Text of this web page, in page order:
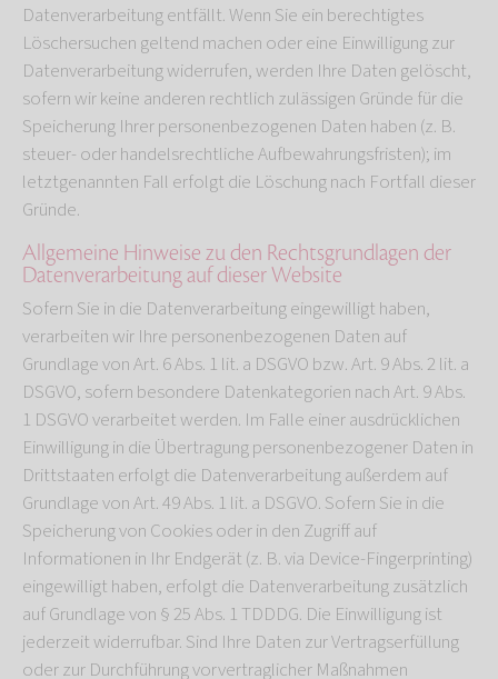
Datenverarbeitung entfällt. Wenn Sie ein berechtigtes
Löschersuchen geltend machen oder eine Einwilligung zur
Datenverarbeitung widerrufen, werden Ihre Daten gelöscht,
sofern wir keine anderen rechtlich zulässigen Gründe für die
Speicherung Ihrer personenbezogenen Daten haben (z. B.
steuer- oder handelsrechtliche Aufbewahrungsfristen); im
letztgenannten Fall erfolgt die Löschung nach Fortfall dieser
Gründe.
Allgemeine Hinweise zu den Rechtsgrundlagen der
Datenverarbeitung auf dieser Website
Sofern Sie in die Datenverarbeitung eingewilligt haben,
verarbeiten wir Ihre personenbezogenen Daten auf
Grundlage von Art. 6 Abs. 1 lit. a DSGVO bzw. Art. 9 Abs. 2 lit. a
DSGVO, sofern besondere Datenkategorien nach Art. 9 Abs.
1 DSGVO verarbeitet werden. Im Falle einer ausdrücklichen
Einwilligung in die Übertragung personenbezogener Daten in
Drittstaaten erfolgt die Datenverarbeitung außerdem auf
Grundlage von Art. 49 Abs. 1 lit. a DSGVO. Sofern Sie in die
Speicherung von Cookies oder in den Zugriff auf
Informationen in Ihr Endgerät (z. B. via Device-Fingerprinting)
eingewilligt haben, erfolgt die Datenverarbeitung zusätzlich
auf Grundlage von § 25 Abs. 1 TDDDG. Die Einwilligung ist
jederzeit widerrufbar. Sind Ihre Daten zur Vertragserfüllung
oder zur Durchführung vorvertraglicher Maßnahmen